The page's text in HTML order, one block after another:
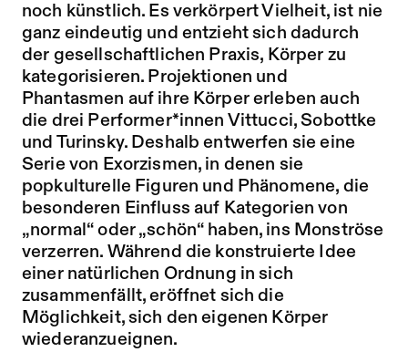
noch künstlich. Es verkörpert Vielheit, ist nie
ganz eindeutig und entzieht sich dadurch
der gesellschaftlichen Praxis, Körper zu
kategorisieren. Projektionen und
Phantasmen auf ihre Körper erleben auch
die drei Performer*innen Vittucci, Sobottke
und Turinsky. Deshalb entwerfen sie eine
Serie von Exorzismen, in denen sie
popkulturelle Figuren und Phänomene, die
besonderen Einfluss auf Kategorien von
„normal“ oder „schön“ haben, ins Monströse
verzerren. Während die konstruierte Idee
einer natürlichen Ordnung in sich
zusammenfällt, eröffnet sich die
Möglichkeit, sich den eigenen Körper
wiederanzueignen.